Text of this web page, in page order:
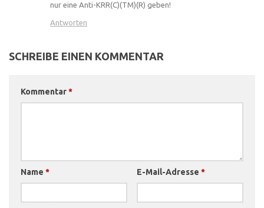
nur eine Anti-KRR(C)(TM)(R) geben!
Antworten
SCHREIBE EINEN KOMMENTAR
Kommentar*
Name * E-Mail-Adresse *